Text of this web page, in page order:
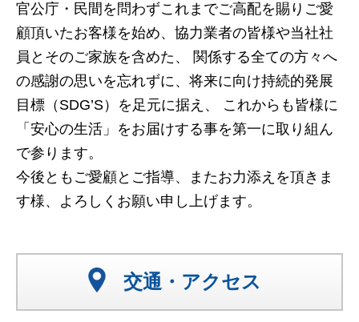
官公庁・民間を問わずこれまでご高配を賜りご愛
顧頂いたお客様を始め、協力業者の皆様や当社社
員とそのご家族を含めた、 関係する全ての方々へ
の感謝の思いを忘れずに、将来に向け持続的発展
目標（SDG’S）を足元に据え、 これからも皆様に
「安心の生活」をお届けする事を第一に取り組ん
で参ります。
今後ともご愛顧とご指導、またお力添えを頂きま
す様、よろしくお願い申し上げます。
交通・アクセス